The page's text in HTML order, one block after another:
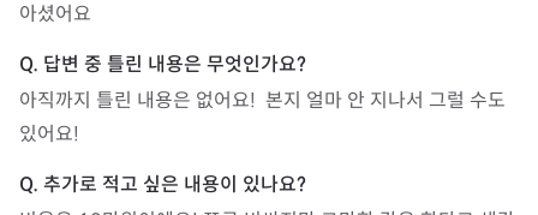
아셨어요
아직까지 틀린 내용은 없어요!  본지 얼마 안 지나서 그럴 수도
있어요!